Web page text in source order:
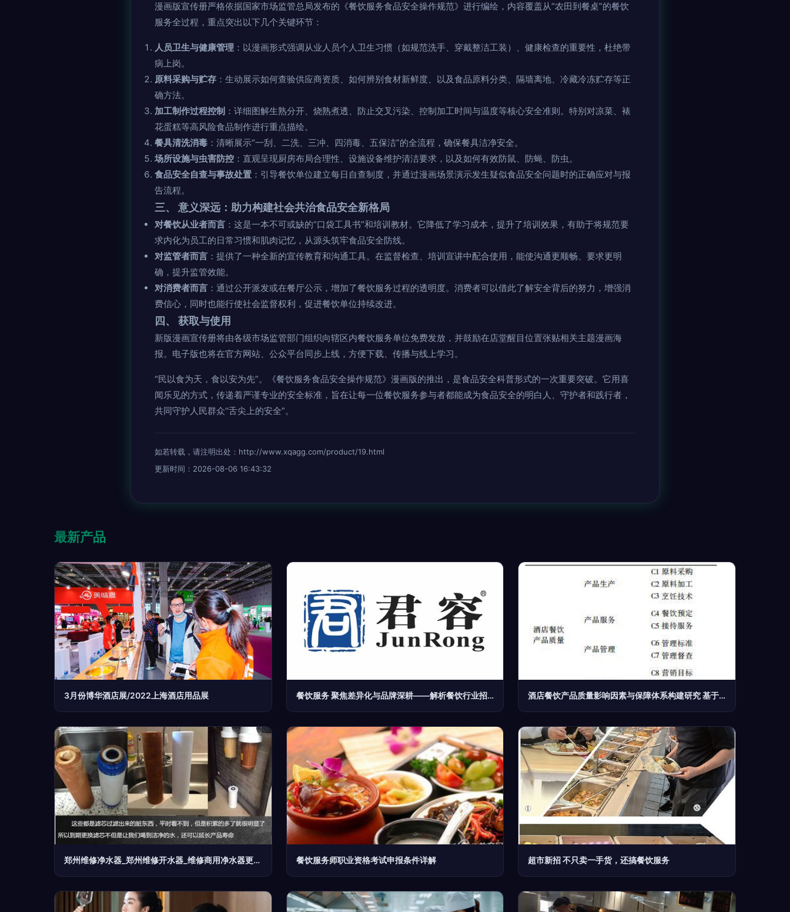
漫画版宣传册严格依据国家市场监管总局发布的《餐饮服务食品安全操作规范》进行编绘，内容覆盖从“农田到餐桌”的餐饮
服务全过程，重点突出以下几个关键环节：
人员卫生与健康管理 ：以漫画形式强调从业人员个人卫生习惯（如规范洗手、穿戴整洁工装）、健康检查的重要性，杜绝带
病上岗。
原料采购与贮存 ：生动展示如何查验供应商资质、如何辨别食材新鲜度、以及食品原料分类、隔墙离地、冷藏冷冻贮存等正
确方法。
加工制作过程控制 ：详细图解生熟分开、烧熟煮透、防止交叉污染、控制加工时间与温度等核心安全准则。特别对凉菜、裱
花蛋糕等高风险食品制作进行重点描绘。
餐具清洗消毒 ：清晰展示“一刮、二洗、三冲、四消毒、五保洁”的全流程，确保餐具洁净安全。
场所设施与虫害防控 ：直观呈现厨房布局合理性、设施设备维护清洁要求，以及如何有效防鼠、防蝇、防虫。
食品安全自查与事故处置 ：引导餐饮单位建立每日自查制度，并通过漫画场景演示发生疑似食品安全问题时的正确应对与报
告流程。
三、 意义深远：助力构建社会共治食品安全新格局
对餐饮从业者而言 ：这是一本不可或缺的“口袋工具书”和培训教材。它降低了学习成本，提升了培训效果，有助于将规范要
求内化为员工的日常习惯和肌肉记忆，从源头筑牢食品安全防线。
对监管者而言 ：提供了一种全新的宣传教育和沟通工具。在监督检查、培训宣讲中配合使用，能使沟通更顺畅、要求更明
确，提升监管效能。
对消费者而言 ：通过公开派发或在餐厅公示，增加了餐饮服务过程的透明度。消费者可以借此了解安全背后的努力，增强消
费信心，同时也能行使社会监督权利，促进餐饮单位持续改进。
四、 获取与使用
新版漫画宣传册将由各级市场监管部门组织向辖区内餐饮服务单位免费发放，并鼓励在店堂醒目位置张贴相关主题漫画海
报。电子版也将在官方网站、公众平台同步上线，方便下载、传播与线上学习。
“民以食为天，食以安为先”。《餐饮服务食品安全操作规范》漫画版的推出，是食品安全科普形式的一次重要突破。它用喜
闻乐见的方式，传递着严谨专业的安全标准，旨在让每一位餐饮服务参与者都能成为食品安全的明白人、守护者和践行者，
共同守护人民群众“舌尖上的安全”。
如若转载，请注明出处：http://www.xqagg.com/product/19.html
更新时间：2026-08-06 16:43:32
最新产品
3月份博华酒店展/2022上海酒店用品展 餐饮服务 聚焦差异化与品牌深耕——解析餐饮行业招商与加盟新趋势 酒店餐饮产品质量影响因素与保障体系构建研究 基于餐饮服务视角
郑州维修净水器_郑州维修开水器_维修商用净水器更换滤芯 餐饮服务师职业资格考试申报条件详解 超市新招 不只卖一手货，还搞餐饮服务